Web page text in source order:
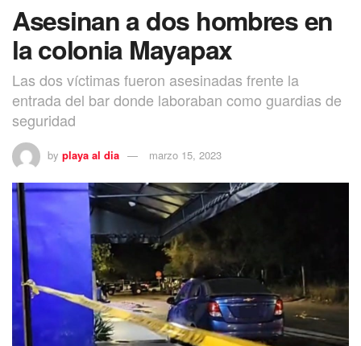
Asesinan a dos hombres en
la colonia Mayapax
Las dos víctimas fueron asesinadas frente la
entrada del bar donde laboraban como guardias de
seguridad
by playa al dia marzo 15, 2023